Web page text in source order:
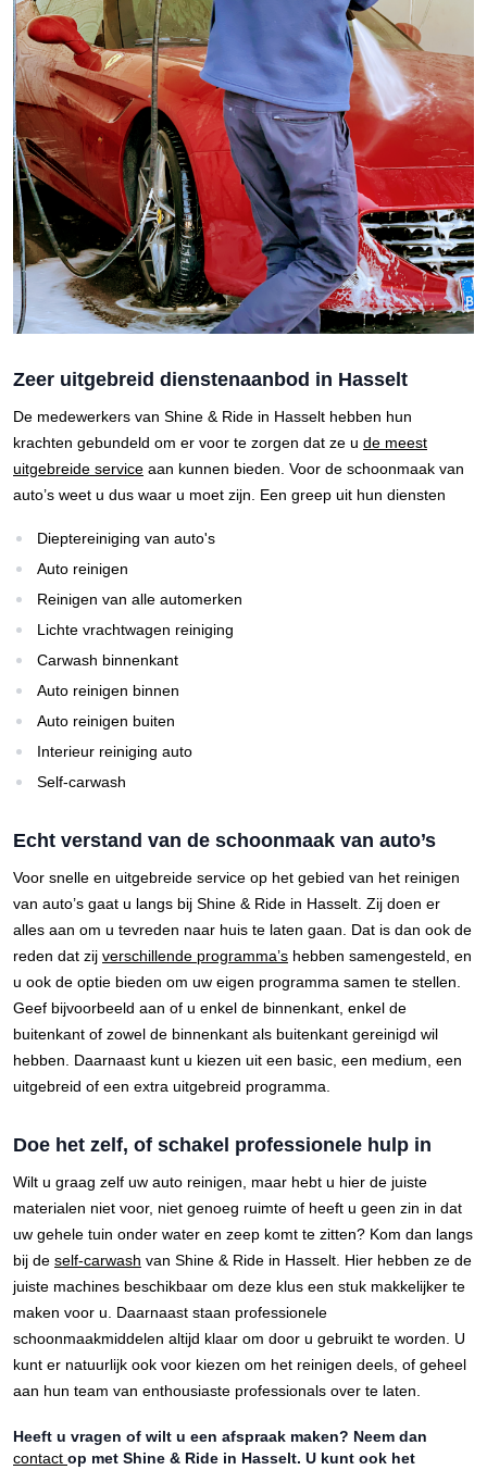
Zeer uitgebreid dienstenaanbod in Hasselt
De medewerkers van Shine & Ride in Hasselt hebben hun
krachten gebundeld om er voor te zorgen dat ze u de meest
uitgebreide service aan kunnen bieden. Voor de schoonmaak van
auto’s weet u dus waar u moet zijn. Een greep uit hun diensten
Dieptereiniging van auto's
Auto reinigen
Reinigen van alle automerken
Lichte vrachtwagen reiniging
Carwash binnenkant
Auto reinigen binnen
Auto reinigen buiten
Interieur reiniging auto
Self-carwash
Echt verstand van de schoonmaak van auto’s
Voor snelle en uitgebreide service op het gebied van het reinigen
van auto’s gaat u langs bij Shine & Ride in Hasselt. Zij doen er
alles aan om u tevreden naar huis te laten gaan. Dat is dan ook de
reden dat zij verschillende programma’s hebben samengesteld, en
u ook de optie bieden om uw eigen programma samen te stellen.
Geef bijvoorbeeld aan of u enkel de binnenkant, enkel de
buitenkant of zowel de binnenkant als buitenkant gereinigd wil
hebben. Daarnaast kunt u kiezen uit een basic, een medium, een
uitgebreid of een extra uitgebreid programma.
Doe het zelf, of schakel professionele hulp in
Wilt u graag zelf uw auto reinigen, maar hebt u hier de juiste
materialen niet voor, niet genoeg ruimte of heeft u geen zin in dat
uw gehele tuin onder water en zeep komt te zitten? Kom dan langs
bij de self-carwash van Shine & Ride in Hasselt. Hier hebben ze de
juiste machines beschikbaar om deze klus een stuk makkelijker te
maken voor u. Daarnaast staan professionele
schoonmaakmiddelen altijd klaar om door u gebruikt te worden. U
kunt er natuurlijk ook voor kiezen om het reinigen deels, of geheel
aan hun team van enthousiaste professionals over te laten.
Heeft u vragen of wilt u een afspraak maken? Neem dan
contact op met Shine & Ride in Hasselt. U kunt ook het